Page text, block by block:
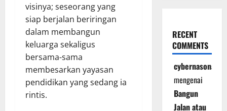
visinya; seseorang yang
siap berjalan beriringan
dalam membangun
keluarga sekaligus
bersama-sama
membesarkan yayasan
pendidikan yang sedang ia
rintis.
RECENT
COMMENTS
cybernasonal
mengenai
Bangun
Jalan atau